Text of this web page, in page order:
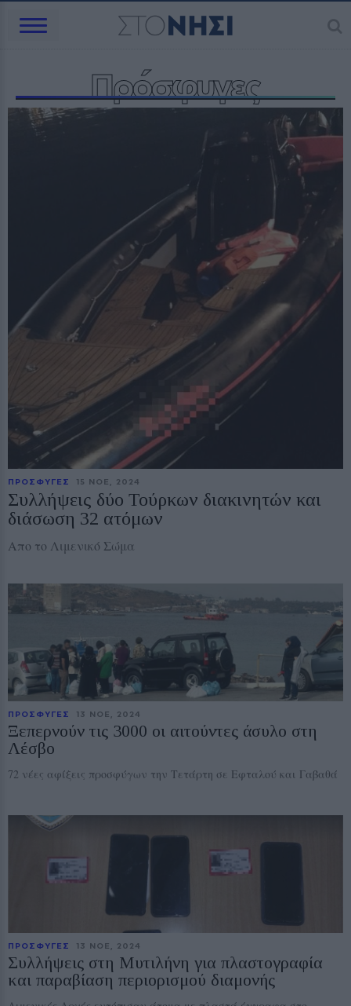
Πρόσφυγες
ΠΡΟΣΦΥΓΕΣ 15 ΝΟE, 2024
Συλλήψεις δύο Τούρκων διακινητών και
διάσωση 32 ατόμων
Απο το Λιμενικό Σώμα
ΠΡΟΣΦΥΓΕΣ 13 ΝΟE, 2024
Ξεπερνούν τις 3000 οι αιτούντες άσυλο στη
Λέσβο
72 νέες αφίξεις προσφύγων την Τετάρτη σε Εφταλού και Γαβαθά
ΠΡΟΣΦΥΓΕΣ 13 ΝΟE, 2024
Συλλήψεις στη Μυτιλήνη για πλαστογραφία
και παραβίαση περιορισμού διαμονής